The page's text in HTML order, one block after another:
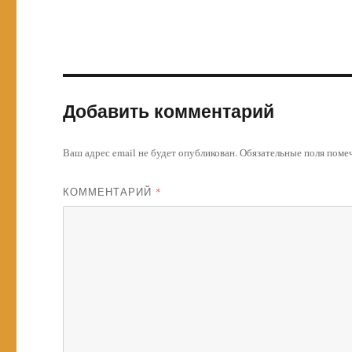
Добавить комментарий
Ваш адрес email не будет опубликован.Обязательные поля
КОММЕНТАРИЙ *